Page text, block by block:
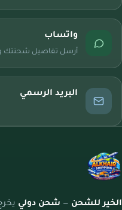
واتساب
أرسل تفاصيل
البريد الرسمي
الخير للشحن — شحن دولي